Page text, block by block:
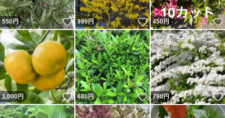
550円 いいね！
999円 いいね！
450円
1,000円 いいね！
680円 いいね！
790円